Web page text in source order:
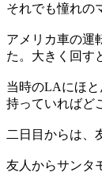
それでも憧れの
アメリカ車の運
た。大きく回す
当時のLAにほ
持っていればど
二日目からは、
友人からサンタ